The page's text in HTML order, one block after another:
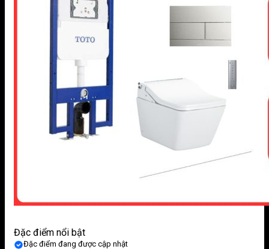
Đặc điểm nổi bật
Đặc điểm đang được cập nhật